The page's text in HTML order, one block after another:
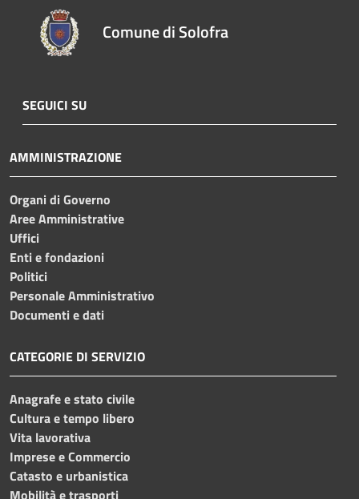
Comune di Solofra
SEGUICI SU
AMMINISTRAZIONE
Organi di Governo
Aree Amministrative
Uffici
Enti e fondazioni
Politici
Personale Amministrativo
Documenti e dati
CATEGORIE DI SERVIZIO
Anagrafe e stato civile
Cultura e tempo libero
Vita lavorativa
Imprese e Commercio
Catasto e urbanistica
Mobilità e trasporti